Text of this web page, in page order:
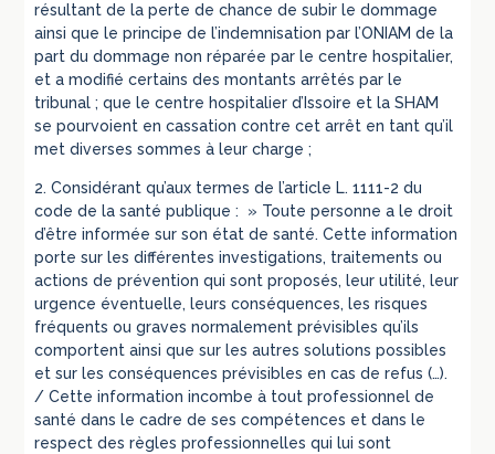
résultant de la perte de chance de subir le dommage
ainsi que le principe de l’indemnisation par l’ONIAM de la
part du dommage non réparée par le centre hospitalier,
et a modifié certains des montants arrêtés par le
tribunal ; que le centre hospitalier d’Issoire et la SHAM
se pourvoient en cassation contre cet arrêt en tant qu’il
met diverses sommes à leur charge ;
2. Considérant qu’aux termes de l’article L. 1111-2 du
code de la santé publique : » Toute personne a le droit
d’être informée sur son état de santé. Cette information
porte sur les différentes investigations, traitements ou
actions de prévention qui sont proposés, leur utilité, leur
urgence éventuelle, leurs conséquences, les risques
fréquents ou graves normalement prévisibles qu’ils
comportent ainsi que sur les autres solutions possibles
et sur les conséquences prévisibles en cas de refus (…).
/ Cette information incombe à tout professionnel de
santé dans le cadre de ses compétences et dans le
respect des règles professionnelles qui lui sont